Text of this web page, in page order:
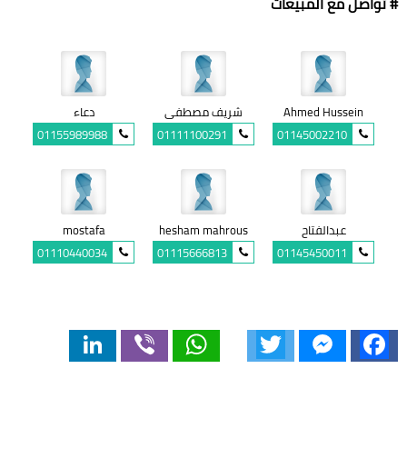
Ahmed Hussein
01145002210
شريف مصطفى
01111100291
دعاء
01155989988
عبدالفتاح
01145450011
hesham mahrous
01115666813
mostafa
01110440034
Facebook
Messenger
WhatsApp